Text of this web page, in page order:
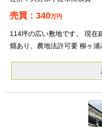
340万円
114坪の広い敷地です。 現在
畑あり。農地法許可要 柳ヶ浦